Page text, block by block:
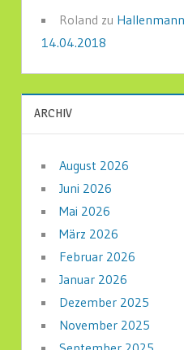
Roland zu
14.04.2018
ARCHIV
August 2026
Juni 2026
Mai 2026
März 2026
Februar 2026
Januar 2026
Dezember 2025
November 2025